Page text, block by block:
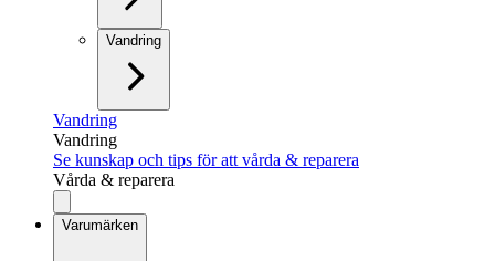
Vandring
Vandring
Vandring
Se kunskap och tips för att vårda & reparera
Vårda & reparera
Varumärken